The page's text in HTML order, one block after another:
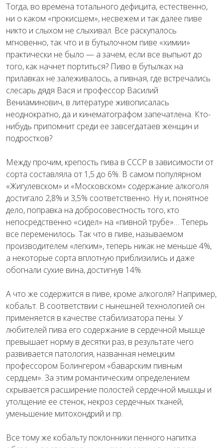
Тогда, во времена тотального дефицита, естественно,
ни о каком «прокисшем», несвежем и так далее пиве
никто и слыхом не слыхивал. Все раскупалось
мгновенно, так что и в бутылочном пиве «химии»
практически не было — а зачем, если все выпьют до
того, как начнет портиться? Пиво в бутылках на
прилавках не залеживалось, а пивная, где встречались
слесарь дядя Вася и профессор Василий
Вениаминович, в литературе живописалась
неоднократно, да и кинематографом запечатлена. Кто-
нибудь припомнит среди ее завсегдатаев женщин и
подростков?
Между прочим, крепость пива в СССР в зависимости от
сорта составляла от 1,5 до 6%. В самом популярном
«Жигулевском» и «Московском» содержание алкоголя
достигало 2,8% и 3,5% соответственно. Ну и, понятное
дело, поправка на добросовестность того, кто
непосредственно «сидел» на «пивной трубе»… Теперь
все переменилось. Так что в пиве, называемом
производителем «легким», теперь никак не меньше 4%,
а некоторые сорта вплотную приблизились и даже
обогнали сухие вина, достигнув 14%.
А что же содержится в пиве, кроме алкоголя? Например,
кобальт. В соответствии с нынешней технологией он
применяется в качестве стабилизатора пены. У
любителей пива его содержание в сердечной мышце
превышает норму в десятки раз, в результате чего
развивается патология, названная немецким
профессором Болингером «баварским пивным
сердцем». За этим романтическим определением
скрывается расширение полостей сердечной мышцы и
утолщение ее стенок, некроз сердечных тканей,
уменьшение митохондрий и пр.
Все тому же кобальту поклонники пенного напитка